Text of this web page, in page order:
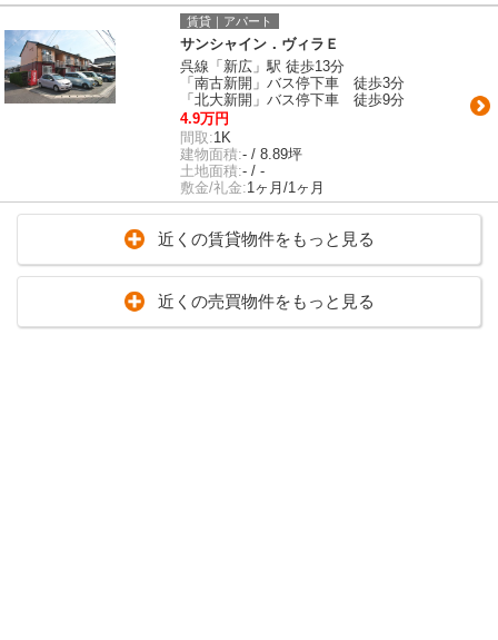
賃貸｜アパート
サンシャイン．ヴィラＥ
呉線「新広」駅 徒歩13分
「南古新開」バス停下車 徒歩3分
「北大新開」バス停下車 徒歩9分
4.9万円
間取:1K
建物面積:- / 8.89坪
土地面積:- / -
敷金/礼金:1ヶ月/1ヶ月
近くの賃貸物件をもっと見る
近くの売買物件をもっと見る